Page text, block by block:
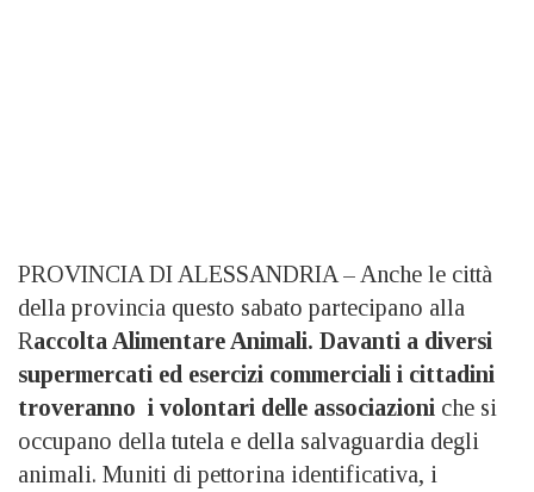
PROVINCIA DI ALESSANDRIA – Anche le città
della provincia questo sabato partecipano alla
Raccolta Alimentare Animali. Davanti a diversi
supermercati ed esercizi commerciali i cittadini
troveranno i volontari delle associazioni che si
occupano della tutela e della salvaguardia degli
animali. Muniti di pettorina identificativa, i